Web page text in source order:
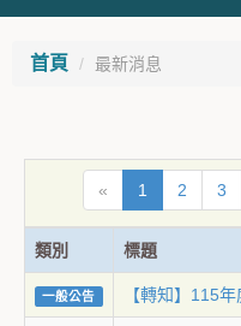
首頁 最新消息
« 1 2 3
類別 標題
一般公告 【轉知】115